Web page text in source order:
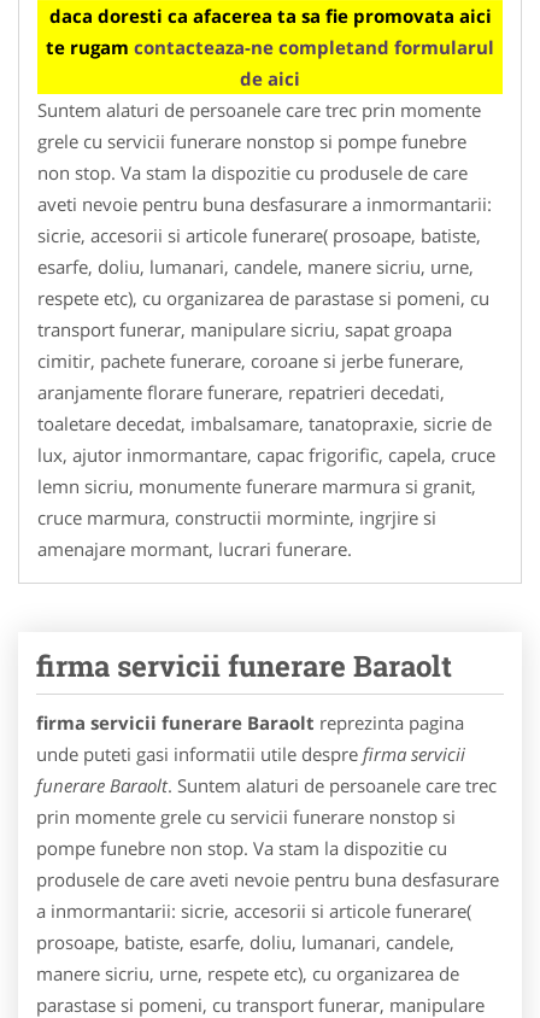
daca doresti ca afacerea ta sa fie promovata aici
te rugam contacteaza-ne completand formularul
de aici
Suntem alaturi de persoanele care trec prin momente
grele cu servicii funerare nonstop si pompe funebre
non stop. Va stam la dispozitie cu produsele de care
aveti nevoie pentru buna desfasurare a inmormantarii:
sicrie, accesorii si articole funerare( prosoape, batiste,
esarfe, doliu, lumanari, candele, manere sicriu, urne,
respete etc), cu organizarea de parastase si pomeni, cu
transport funerar, manipulare sicriu, sapat groapa
cimitir, pachete funerare, coroane si jerbe funerare,
aranjamente florare funerare, repatrieri decedati,
toaletare decedat, imbalsamare, tanatopraxie, sicrie de
lux, ajutor inmormantare, capac frigorific, capela, cruce
lemn sicriu, monumente funerare marmura si granit,
cruce marmura, constructii morminte, ingrjire si
amenajare mormant, lucrari funerare.
firma servicii funerare Baraolt
firma servicii funerare Baraolt reprezinta pagina
unde puteti gasi informatii utile despre firma servicii
funerare Baraolt. Suntem alaturi de persoanele care trec
prin momente grele cu servicii funerare nonstop si
pompe funebre non stop. Va stam la dispozitie cu
produsele de care aveti nevoie pentru buna desfasurare
a inmormantarii: sicrie, accesorii si articole funerare(
prosoape, batiste, esarfe, doliu, lumanari, candele,
manere sicriu, urne, respete etc), cu organizarea de
parastase si pomeni, cu transport funerar, manipulare